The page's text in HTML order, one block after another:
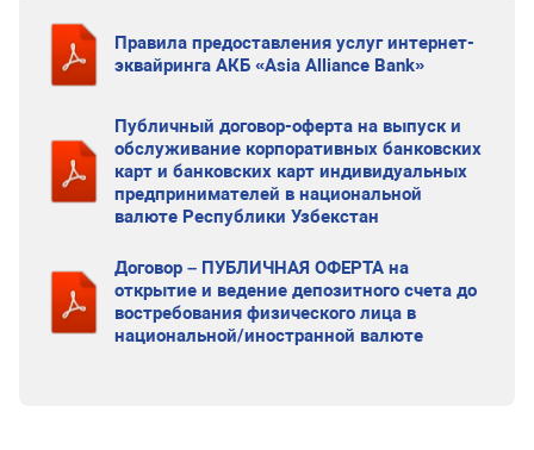
Правила предоставления услуг интернет-
эквайринга АКБ «Asia Alliance Bank»
Публичный договор-оферта на выпуск и
обслуживание корпоративных банковских
карт и банковских карт индивидуальных
предпринимателей в национальной
валюте Республики Узбекстан
Договор – ПУБЛИЧНАЯ ОФЕРТА на
открытие и ведение депозитного счета до
востребования физического лица в
национальной/иностранной валюте